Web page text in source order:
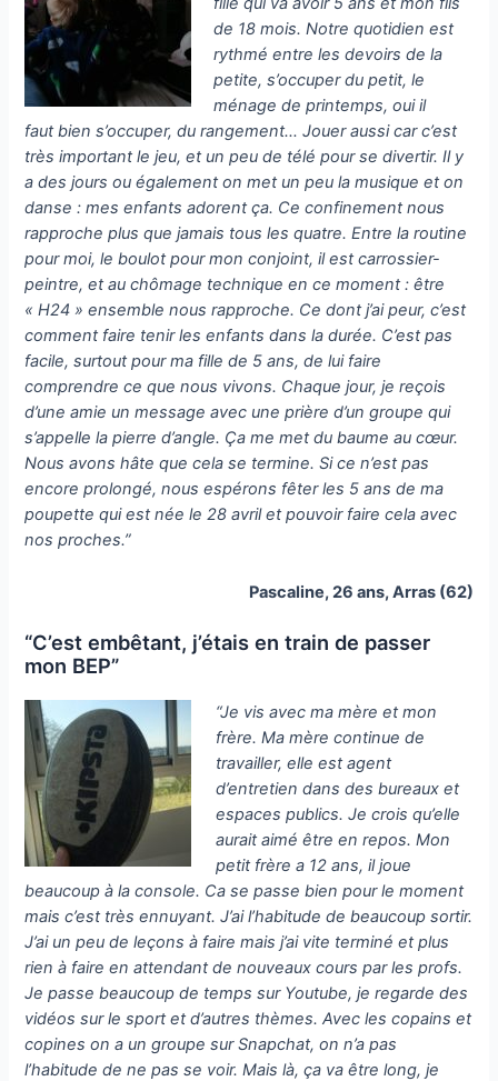
de 18 mois. Notre quotidien est
rythmé entre les devoirs de la
petite, s’occuper du petit, le
ménage de printemps, oui il
fautbien s’occuper, du rangement… Jouer aussi car c’est
très important le jeu, et un peu de télé pour se divertir. Il y
a des jours ou également on met un peu la musique et on
danse : mes enfants adorent ça. Ce confinement nous
rapproche plus que jamais tous les quatre. Entre la routine
pour moi, le boulot pour mon conjoint, il est carrossier-
peintre, et au chômage technique en ce moment : être
« H24 » ensemble nous rapproche. Ce dont j’ai peur, c’est
comment faire tenir les enfants dans la durée. C’est pas
facile, surtout pour ma fille de 5 ans, de lui faire
comprendre ce que nous vivons. Chaque jour, je reçois
d’une amie un message avec une prière d’un groupe qui
s’appelle la pierre d’angle. Ça me met du baume au cœur.
Nous avons hâte que cela se termine. Si ce n’est pas
encore prolongé, nous espérons fêter les 5 ans de ma
poupette qui est née le 28 avril et pouvoir faire cela avec
nos proches.”
Pascaline, 26 ans, Arras (62)
“C’est embêtant, j’étais en train de passer
mon BEP”
“Je vis avec ma mère et mon
frère. Ma mère continue de
travailler, elle est agent
d’entretien dans des bureaux et
espaces publics. Je crois qu’elle
aurait aimé être en repos. Mon
petit frère a 12 ans, il joue
beaucoup à la console. Ca se passe bien pour le moment
mais c’est très ennuyant. J’ai l’habitude de beaucoup sortir.
J’ai un peu de leçons à faire mais j’ai vite terminé et plus
rien à faire en attendant de nouveaux cours par les profs.
Je passe beaucoup de temps sur Youtube, je regarde des
vidéos sur le sport et d’autres thèmes. Avec les copains et
copines on a un groupe sur Snapchat, on n’a pas
l’habitude de ne pas se voir. Mais là, ça va être long, je